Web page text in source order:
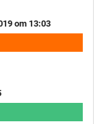
om 13:03